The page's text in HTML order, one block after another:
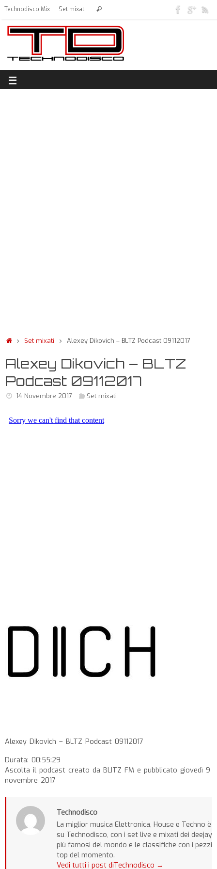
Technodisco Mix Set mixati
Set mixati Alexey Dikovich – BLTZ Podcast 09112017
Alexey Dikovich – BLTZ
Podcast 09112017
14 Novembre 2017 Set mixati
Alexey Dikovich – BLTZ Podcast 09112017
Durata: 00:55:29
Ascolta il podcast creato da BLITZ FM e pubblicato giovedì 9
novembre 2017
Technodisco
La miglior musica Elettronica, House e Techno è
su Technodisco, con i set live e mixati dei deejay
più famosi del mondo e le classifiche con i pezzi
top del momento.
Vedi tutti i post diTechnodisco →